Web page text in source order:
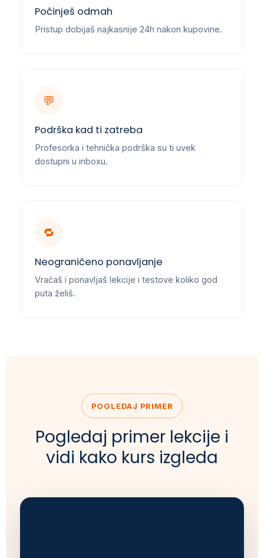
Počinješ odmah
Pristup dobijaš najkasnije 24h nakon kupovine.
💬
Podrška kad ti zatreba
Profesorka i tehnička podrška su ti uvek
dostupni u inboxu.
🔁
Neograničeno ponavljanje
Vraćaš i ponavljaš lekcije i testove koliko god
puta želiš.
POGLEDAJ PRIMER
Pogledaj primer lekcije i
vidi kako kurs izgleda